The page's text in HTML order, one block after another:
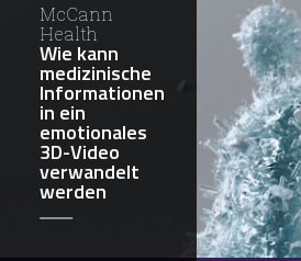
McCann
Health
Wie kann
medizinische
Informationen
in ein
emotionales
3D-Video
verwandelt
werden